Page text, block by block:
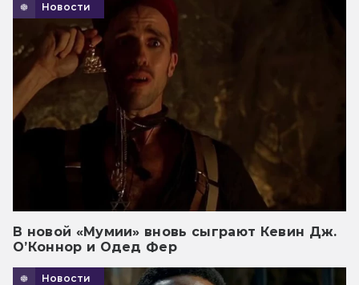
Новости
В новой «Мумии» вновь сыграют Кевин Дж.
О’Коннор и Одед Фер
Новости